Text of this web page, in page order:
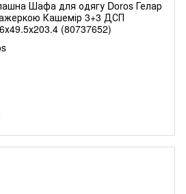
Шафа для одягу Doros Гелар
Кашемір 3+3 ДСП
(80737652)